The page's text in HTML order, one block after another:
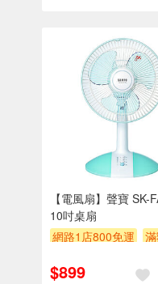
【電風扇】聲寶 SK-
10吋桌扇
網路1店800免運
$899